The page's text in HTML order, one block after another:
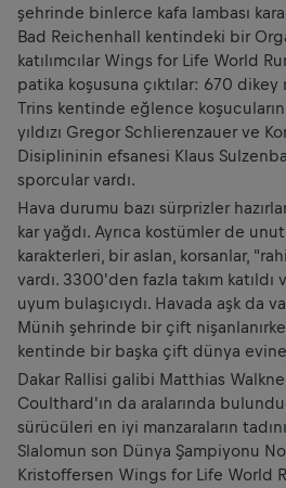
şehrinde binlerce kafa lambası
Bad Reichenhall kentindeki bir
katılımcılar Wings for Life World
patika koşusuna çıktılar: 670 dikey
Trins kentinde eğlence
yıldızı Gregor Schlierenzauer ve
Disiplininin efsanesi Klaus
sporcular vardı.
Hava durumu bazı sürprizler
kar yağdı. Ayrıca kostümler de
karakterleri, bir aslan, korsanlar,
vardı. 3300'den fazla takım katıldı
uyum bulaşıcıydı. Havada aşk da
Münih şehrinde bir çift
kentinde bir başka çift dünya
Dakar Rallisi galibi Matthias
Coulthard'ın da aralarında
sürücüleri en iyi manzaraların
Slalomun son Dünya Şampiyonu
Kristoffersen Wings for Life World